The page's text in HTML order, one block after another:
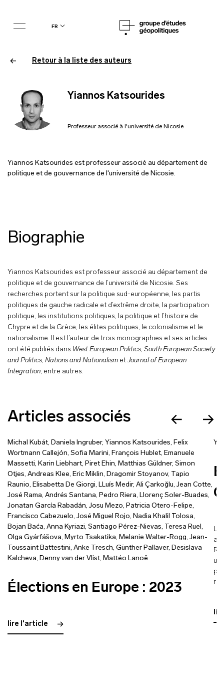
fr
Yiannos Katsourides
Professeur associé à l'université de Nicosie
Yiannos Katsourides est professeur associé au département de
politique et de gouvernance de l'université de Nicosie.
Retour à la liste des auteurs
Biographie
Yiannos Katsourides est professeur associé au département de
politique et de gouvernance de l’université de Nicosie. Ses
recherches portent sur la politique sud-européenne, les partis
politiques de gauche radicale et d’extrême droite, la participation
politique, les institutions politiques, la politique et l’histoire de
Chypre et de la Grèce, les élites politiques, le colonialisme et le
nationalisme. Il est l’auteur de trois monographies et ses articles
ont été publiés dans West European Politics, South European Society
and Politics, Nations and Nationalism etJournal of European
Integration, entre autres.
Articles associés
Michal Kubát, Daniela Ingruber, Yiannos Katsourides, Felix
Wortmann Callejón, Sofia Marini, François Hublet, Emanuele
Massetti, Karin Liebhart, Piret Ehin, Matthias Güldner, Simon
Otjes, Andreas Klee, Eric Miklin, Dragomir Stoyanov, Tapio
Raunio, Elisabetta De Giorgi, LLuís Medir, Ali Çarkoğlu, Jean Cotte,
José Rama, Andrés Santana, Pedro Riera, Llorenç Soler-Buades,
Jonatan García Rabadán, Josu Mezo, Patricia Otero-Felipe,
Francisco Cabezuelo, José Miguel Rojo, Nadia Khalil Tolosa,
Bojan Baća, Anna Kyriazi, Santiago Pérez-Nievas, Teresa Ruel,
Olga Gyárfášova, Myrto Tsakatika, Melanie Walter-Rogg, Jean-
Toussaint Battestini, Anke Tresch, Günther Pallaver, Desislava
Kalcheva, Denny van der Vlist, Mattéo Lanoë
Élections en Europe : 2023
lire l'article